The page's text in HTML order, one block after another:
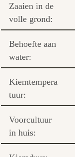
Zaaien in de
volle grond:
Behoefte aan
water:
Kiemtempera
tuur:
Voorcultuur
in huis: